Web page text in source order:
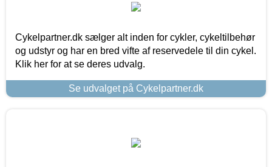
Cykelpartner.dk sælger alt inden for cykler, cykeltilbehør
og udstyr og har en bred vifte af reservedele til din cykel.
Klik her for at se deres udvalg.
Se udvalget på Cykelpartner.dk